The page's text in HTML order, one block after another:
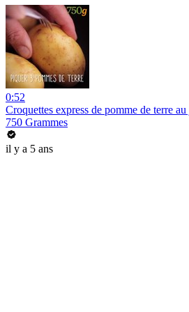
0:52
Croquettes express de pomme de terre
750 Grammes
il y a 5 ans